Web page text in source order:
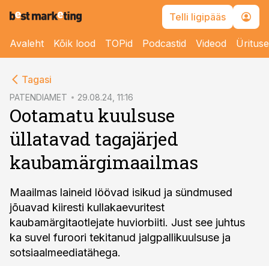
Telli ligipääs
Avaleht Kõik lood TOPid Podcastid Videod
Tagasi
PATENDIAMET 29.08.24, 11:16
Ootamatu kuulsuse
üllatavad tagajärjed
kaubamärgimaailmas
Maailmas laineid löövad isikud ja sündmused
jõuavad kiiresti kullakaevuritest
kaubamärgitaotlejate huviorbiiti. Just see juhtus
ka suvel furoori tekitanud jalgpallikuulsuse ja
sotsiaalmeediatähega.